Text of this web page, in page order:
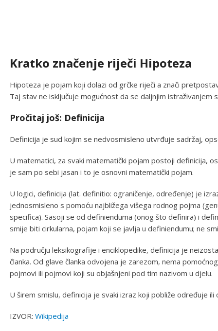
Kratko značenje riječi Hipoteza
Hipoteza je pojam koji dolazi od grčke riječi a znači
Taj stav ne isključuje mogućnost da se daljnjim istraživanjem
Pročitaj još: Definicija
Definicija je sud kojim se nedvosmisleno utvrđuje sadržaj,
U matematici, za svaki matematički pojam postoji definicija,
je sam po sebi jasan i to je osnovni matematički pojam.
U logici, definicija (lat. definitio: ograničenje, određenje) je
jednosmisleno s pomoću najbližega višega rodnog pojma
specifica). Sasoji se od definienduma (onog što definira) i
smije biti cirkularna, pojam koji se javlja u definiendumu; ne
Na području leksikografije i enciklopedike, definicija je
članka. Od glave članka odvojena je zarezom, nema
pojmovi ili pojmovi koji su objašnjeni pod tim nazivom u djelu.
U širem smislu, definicija je svaki izraz koji pobliže određuje ili
IZVOR: Wikipedija